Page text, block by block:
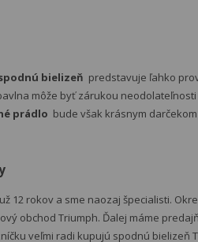
bielizeň predstavuje ľahko
môže byť zárukou
prádlo bude však krásnym
12 rokov a sme naozaj špecialisti.
obchod Triumph. Ďalej máme
veľmi radi kupujú spodnú